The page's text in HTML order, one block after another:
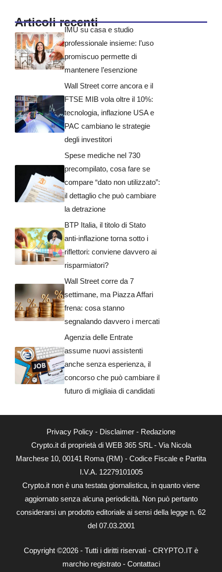
Articoli recenti
IMU su casa e studio
professionale insieme: l’uso
promiscuo permette di
mantenere l’esenzione
Wall Street corre ancora e il
FTSE MIB vola oltre il 10%:
tecnologia, inflazione USA e
PAC cambiano le strategie
degli investitori
Spese mediche nel 730
precompilato, cosa fare se
compare “dato non utilizzato”:
il dettaglio che può cambiare
la detrazione
BTP Italia, il titolo di Stato
anti-inflazione torna sotto i
riflettori: conviene davvero ai
risparmiatori?
Wall Street corre da 7
settimane, ma Piazza Affari
frena: cosa stanno
segnalando davvero i mercati
Agenzia delle Entrate
assume nuovi assistenti
anche senza esperienza, il
concorso che può cambiare il
futuro di migliaia di candidati
Privacy Policy - Disclaimer - Redazione
Crypto.it di proprietà di WEB 365 SRL - Via Nicola
Marchese 10, 00141 Roma (RM) - Codice Fiscale e Partita
I.V.A. 12279101005
Crypto.it non è una testata giornalistica, in quanto viene
aggiornato senza alcuna periodicità. Non può pertanto
considerarsi un prodotto editoriale ai sensi della legge n. 62
del 07.03.2001
Copyright ©2026 - Tutti i diritti riservati - CRYPTO.IT è
marchio registrato - Contattaci